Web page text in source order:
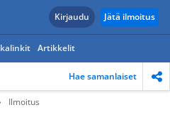
Kirjaudu Jätä ilmoitus
Artikkelit
Hae samanlaiset
Ilmoitus